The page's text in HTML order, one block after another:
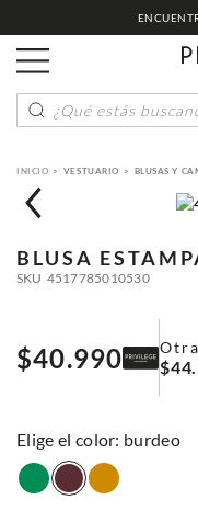
¿Qué estás
VESTUARIO BLUSAS Y
BLUSA
SKU 4517785010530
$40.990 $44.
: burdeo